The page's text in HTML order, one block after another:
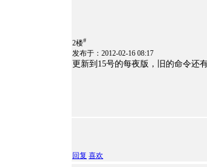
2楼#
发布于：2012-02-16 08:17
更新到15号的每夜版，旧的命令还
回复 喜欢